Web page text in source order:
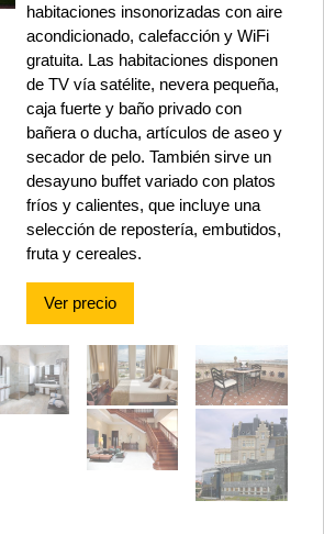
habitaciones insonorizadas con aire
acondicionado, calefacción y WiFi
gratuita. Las habitaciones disponen
de TV vía satélite, nevera pequeña,
caja fuerte y baño privado con
bañera o ducha, artículos de aseo y
secador de pelo. También sirve un
desayuno buffet variado con platos
fríos y calientes, que incluye una
selección de repostería, embutidos,
fruta y cereales.
Ver precio